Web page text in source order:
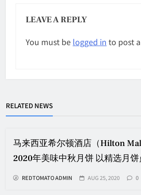
LEAVE A REPLY
You must be logged in to post
RELATED NEWS
马来西亚希尔顿酒店（Hilton
2020年美味中秋月饼 以精选月
REDTOMATO ADMIN AUG 25, 2020 0